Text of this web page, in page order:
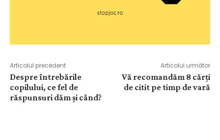
Articolul precedent
Despre întrebările
copilului, ce fel de
răspunsuri dăm și când?
Articolul următor
Vă recomandăm 8 cărți
de citit pe timp de vară